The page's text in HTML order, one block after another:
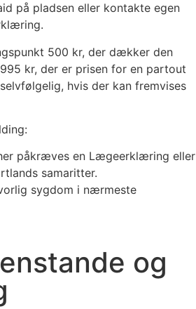
på pladsen eller kontakte egen
500 kr, der dækker den
kr, der er prisen for en partout
hvis der kan fremvises
påkræves en Lægeerklæring eller
samaritter.
sygdom i nærmeste
og